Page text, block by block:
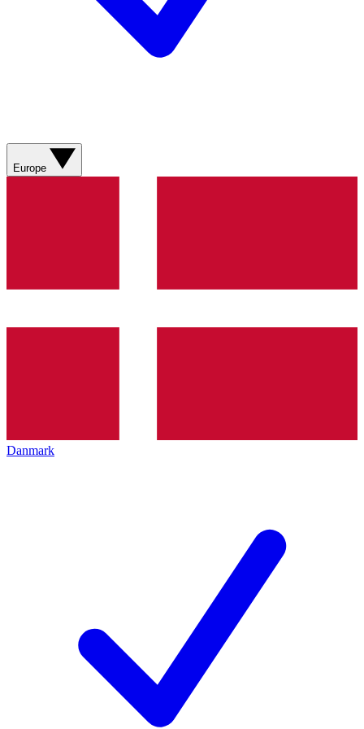
Europe
Danmark